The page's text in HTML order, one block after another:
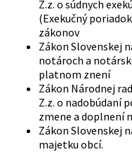
Z.z. o súdnych
(Exekučný
zákonov
Zákon Slovenskej
notároch a
platnom znení
Zákon Národnej
Z.z. o nadobúdaní
zmene a doplnení
Zákon Slovenskej
majetku obcí.